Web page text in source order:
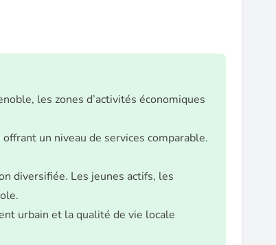
les zones d’activités économiques
un niveau de services comparable.
diversifiée. Les jeunes actifs, les
urbain et la qualité de vie locale